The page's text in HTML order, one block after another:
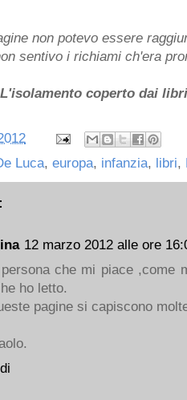
non potevo essere
sentivo i richiami ch'era
L'isolamento coperto dai
Luca, europa, infanzia, libri,
12 marzo 2012 alle ore
che mi piace ,come
ho letto.
pagine si capiscono